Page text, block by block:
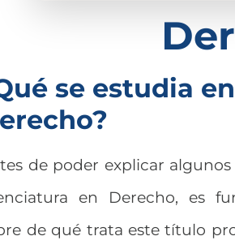
se estudia
de poder explicar
en Derecho, es
de qué trata este título